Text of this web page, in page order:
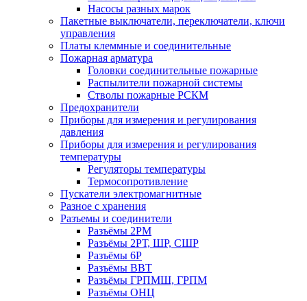
Насосы разных марок
Пакетные выключатели, переключатели, ключи
управления
Платы клеммные и соединительные
Пожарная арматура
Головки соединительные пожарные
Распылители пожарной системы
Стволы пожарные РСКМ
Предохранители
Приборы для измерения и регулирования
давления
Приборы для измерения и регулирования
температуры
Регуляторы температуры
Термосопротивление
Пускатели электромагнитные
Разное с хранения
Разъемы и соединители
Разъёмы 2РМ
Разъёмы 2РТ, ШР, СШР
Разъёмы 6Р
Разъёмы ВВТ
Разъёмы ГРПМШ, ГРПМ
Разъёмы ОНЦ